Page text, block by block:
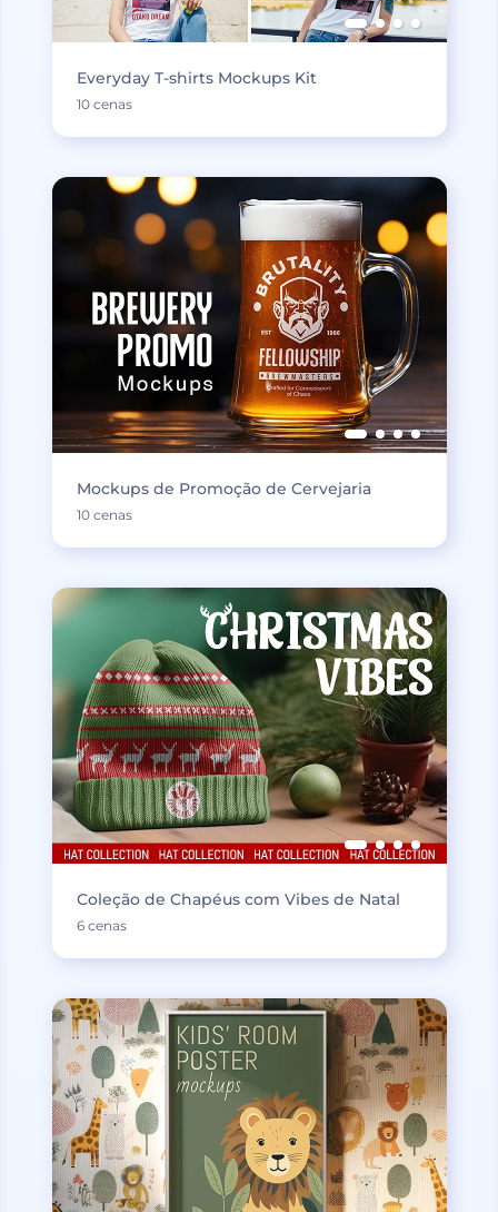
Everyday T-shirts Mockups Kit
10 cenas
Mockups de Promoção de Cervejaria
10 cenas
Coleção de Chapéus com Vibes de Natal
6 cenas